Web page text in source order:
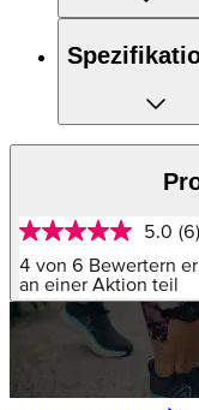
5.0
von
5
Sternen,
Durchschnittswert
Bewertung.
6
5.0 (6)
4 von 6 Bewertern
an einer Aktion teil